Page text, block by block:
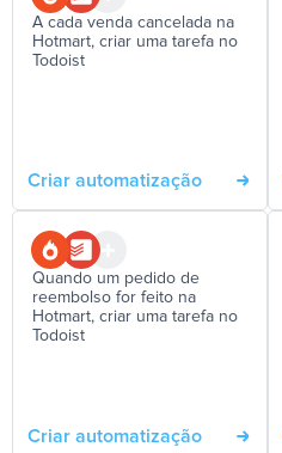
A cada venda cancelada na
Hotmart, criar uma tarefa no
Todoist
Criar automatização
Quando um pedido de
reembolso for feito na
Hotmart, criar uma tarefa no
Todoist
Criar automatização